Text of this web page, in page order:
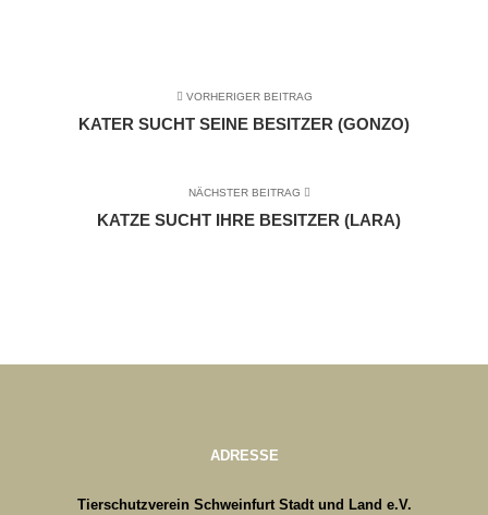
VORHERIGER BEITRAG
KATER SUCHT SEINE BESITZER (GONZO)
NÄCHSTER BEITRAG
KATZE SUCHT IHRE BESITZER (LARA)
ADRESSE
Tierschutzverein Schweinfurt Stadt und Land e.V.